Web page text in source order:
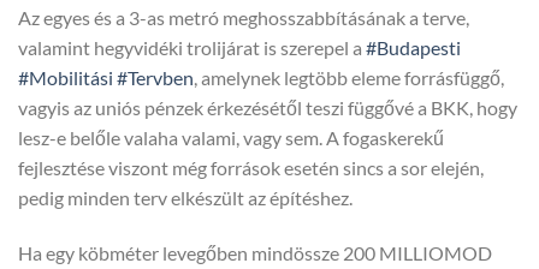
Az egyes és a 3-as metró meghosszabbításának a terve,
valamint hegyvidéki trolijárat is szerepel a #Budapesti
#Mobilitási #Tervben, amelynek legtöbb eleme forrásfüggő,
vagyis az uniós pénzek érkezésétől teszi függővé a BKK, hogy
lesz-e belőle valaha valami, vagy sem. A fogaskerekű
fejlesztése viszont még források esetén sincs a sor elején,
pedig minden terv elkészült az építéshez.
Ha egy köbméter levegőben mindössze 200 MILLIOMOD